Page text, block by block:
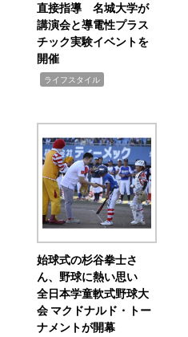
直接指導 名城大学が
講演会と導電性プラス
チック実験イベントを
開催
ライフスタイル
始球式の杉谷拳士さ
ん、野球に熱い思い
全日本学童軟式野球大
会 マクドナルド・トー
ナメントが開幕